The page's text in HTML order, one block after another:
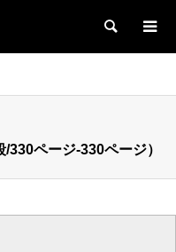
検索
ページ-330ページ）